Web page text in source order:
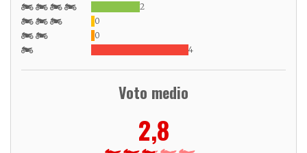
2
0
0
4
Voto medio
2,8